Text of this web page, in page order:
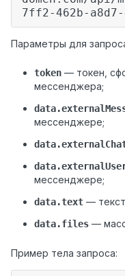
7ff2-462b-
Параметры для
token — токен,
мессенджера;
мессенджере;
мессенджере;
data.text —
data.files —
Пример тела запроса: